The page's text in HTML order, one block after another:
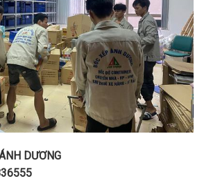
DƯƠNG